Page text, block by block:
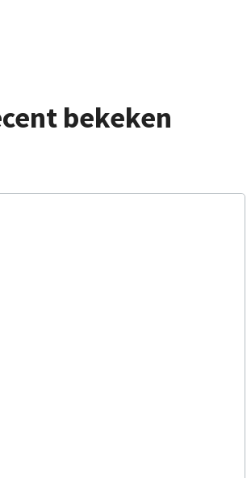
bekeken